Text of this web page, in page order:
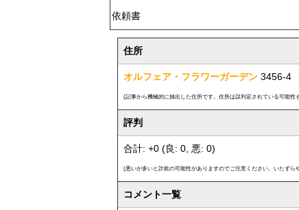
依頼書
住所
オルフェア・フラワーガーデン 3456-4
(記事から機械的に抽出した住所です。住所は誤判定されている可能性
評判
合計: +0 (良: 0, 悪: 0)
(悪いが多いと詐欺の可能性がありますのでご注意ください。いたず
コメント一覧